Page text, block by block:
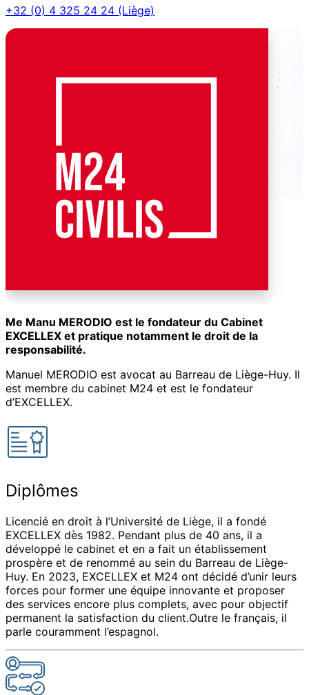
+32 (0) 4 325 24 24 (Liège)
Me Manu MERODIO est le fondateur du Cabinet
EXCELLEX et pratique notamment le droit de la
responsabilité.
Manuel MERODIO est avocat au Barreau de Liège-Huy. Il
est membre du cabinet M24 et est le fondateur
d’EXCELLEX.
Diplômes
Licencié en droit à l’Université de Liège, il a fondé
EXCELLEX dès 1982. Pendant plus de 40 ans, il a
développé le cabinet et en a fait un établissement
prospère et de renommé au sein du Barreau de Liège-
Huy. En 2023, EXCELLEX et M24 ont décidé d’unir leurs
forces pour former une équipe innovante et proposer
des services encore plus complets, avec pour objectif
permanent la satisfaction du client.Outre le français, il
parle couramment l’espagnol.